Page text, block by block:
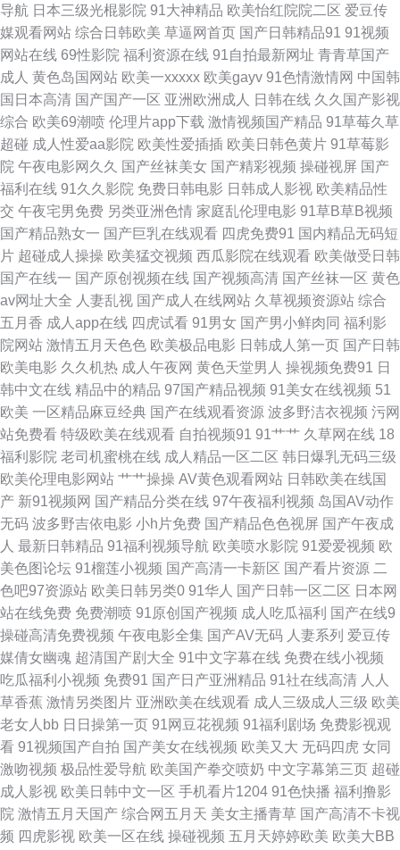
91网站直接看 超碰日本成人 韩国三级成人网 五月天变态另类 91艳情 国产区
熟女 另类情趣福利社 人人操人人草 探花精品系列 亚洲色色虎首页 91网黄
草莓视频宝儿 国产极品另类 人妻精品二区在线 自拍超碰人 俺去也网 国产探
花91精品 日韩伦理在线观看 91露脸黑丝 超碰爱久 国产美女喷水 欧美熟妇性
生活 91大神西瓜 超碰91人人 国产九区在线视频 日本中文天堂 伊人网在线视
频 91无码精品蜜桃 大香蕉岛国片 黄网站在线国产 性爱福利视频 99青青 大
香蕉99草 老湿机app 日本片网址 亚洲无码东方AV avav亚洲 国产精品色情网
久久国产日韩 欧洲人妻丰满 丝袜后入国产91 久久国产精品久久 丝袜美尻人
妻偷拍 伊人影院国产91 AA福利影院 丰满av 九一传媒在线看 欧洲亚洲日本
天美传媒69成人 91拍拍 超碰黄色 韩国无码AV基地 欧美岛国性爱 日韩欧美
综合色片 福利址老司机选集 欧美日韩中文 天堂中文AV 1024毛片 www97操
日本黄色黄冈视频 91淫淫影院 韩国射无码 蜜穴国产传媒 日本免费高清网站
91豆花视频在线 Av欧美日韩 欧美伊人大香蕉 亚洲影视一二三区 欧美性爱在
线 91豆花成人社区 肏逼社区 日本成人导航 91论坛网址 国产精品久久AⅤ 老
湿机x私人69 色香蕉伊人 在线免费91 玖玖资源36 伊人东京招 超碰色色人人
韩国级AV免费看 欧美操人 午夜成人AV福利 91视频在线导航 国产精品国产
自产 日韩性爱电影 91精品视频一区 岛国大片网站 久久香蕉网址 日韩免费一
级 伊人久香蕉 97干新网址 丁香五月成人 九一网站直接看 欧州A片 a欧美性
爱 欧美操日本日本 91n免费在线 韩国免费AV网站 天天干天天爽 91次元黄
导航 日本三级光棍影院 91大神精品 欧美怡红院院二区 爱豆传
媒观看网站 综合日韩欧美 草逼网首页 国产日韩精品91 91视频
网站在线 69性影院 福利资源在线 91自拍最新网址 青青草国产
成人 黄色岛国网站 欧美一xxxxx 欧美gayv 91色情激情网 中国韩
国日本高清 国产国产一区 亚洲欧洲成人 日韩在线 久久国产影视
综合 欧美69潮喷 伦理片app下载 激情视频国产精品 91草莓久草
超碰 成人性爱aa影院 欧美性爱插插 欧美日韩色黄片 91草莓影
院 午夜电影网久久 国产丝袜美女 国产精彩视频 操碰视屏 国产
福利在线 91久久影院 免费日韩电影 日韩成人影视 欧美精品性
交 午夜宅男免费 另类亚洲色情 家庭乱伦理电影 91草B草B视频
国产精品熟女一 国产巨乳在线观看 四虎免费91 国内精品无码短
片 超碰成人操操 欧美猛交视频 西瓜影院在线观看 欧美做受日韩
国产在线一 国产原创视频在线 国产视频高清 国产丝袜一区 黄色
av网址大全 人妻乱视 国产成人在线网站 久草视频资源站 综合
五月香 成人app在线 四虎试看 91男女 国产男小鲜肉同 福利影
院网站 激情五月天色色 欧美极品电影 日韩成人第一页 国产日韩
欧美电影 久久机热 成人午夜网 黄色天堂男人 操视频免费91 日
韩中文在线 精品中的精品 97国产精品视频 91美女在线视频 51
欧美 一区精品麻豆经典 国产在线观看资源 波多野洁衣视频 污网
站免费看 特级欧美在线观看 自拍视频91 91艹艹 久草网在线 18
福利影院 老司机蜜桃在线 成人精品一区二区 韩日爆乳无码三级
欧美伦理电影网站 艹艹操操 AV黄色观看网站 日韩欧美在线国
产 新91视频网 国产精品分类在线 97午夜福利视频 岛国AV动作
无码 波多野吉依电影 小h片免费 国产精品色色视屏 国产午夜成
人 最新日韩精品 91福利视频导航 欧美喷水影院 91爱爱视频 欧
美色图论坛 91榴莲小视频 国产高清一卡新区 国产看片资源 二
色吧97资源站 欧美日韩另类0 91华人 国产日韩一区二区 日本网
站在线免费 免费潮喷 91原创国产视频 成人吃瓜福利 国产在线9
操碰高清免费视频 午夜电影全集 国产AV无码 人妻系列 爱豆传
媒倩女幽魂 超清国产剧大全 91中文字幕在线 免费在线小视频
吃瓜福利小视频 免费91 国产日产亚洲精品 91社在线高清 人人
草香蕉 激情另类图片 亚洲欧美在线观看 成人三级成人三级 欧美
老女人bb 日日操第一页 91网豆花视频 91福利剧场 免费影视观
看 91视频国产自拍 国产美女在线视频 欧美又大 无码四虎 女同
激吻视频 极品性爱导航 欧美国产拳交喷奶 中文字幕第三页 超碰
成人影视 欧美日韩中文一区 手机看片1204 91色快播 福利撸影
院 激情五月天国产 综合网五月天 美女主播青草 国产高清不卡视
频 四虎影视 欧美一区在线 操碰视频 五月天婷婷欧美 欧美大BB